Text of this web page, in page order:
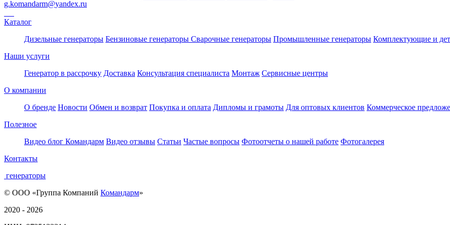
g.komandarm@yandex.ru
Каталог
Дизельные генераторы Бензиновые генераторы Сварочные генераторы Промышленные генераторы Комплектующие и
Наши услуги
Генератор в рассрочку Доставка Консультация специалиста Монтаж Сервисные центры
О компании
О бренде Новости Обмен и возврат Покупка и оплата Дипломы и грамоты Для оптовых клиентов Коммерческое
Полезное
Видео блог Командарм Видео отзывы Статьи Частые вопросы Фотоотчеты о нашей работе Фотогалерея
Контакты
генераторы
© ООО «Группа Компаний Командарм»
2020 - 2026